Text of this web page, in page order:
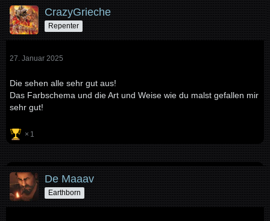
CrazyGrieche
Repenter
27. Januar 2025
Die sehen alle sehr gut aus!
Das Farbschema und die Art und Weise wie du malst gefallen mir
sehr gut!
1
De Maaav
Earthborn